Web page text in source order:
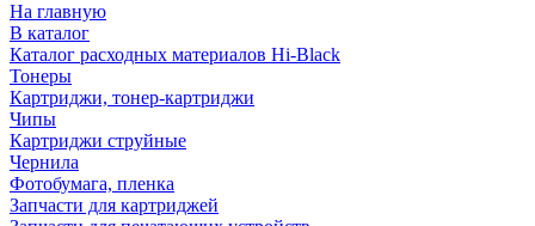
На главную
В каталог
Каталог расходных материалов Hi-Black
Тонеры
Картриджи, тонер-картриджи
Чипы
Картриджи струйные
Чернила
Фотобумага, пленка
Запчасти для картриджей